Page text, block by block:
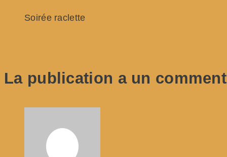
Soirée raclette
La publication a un